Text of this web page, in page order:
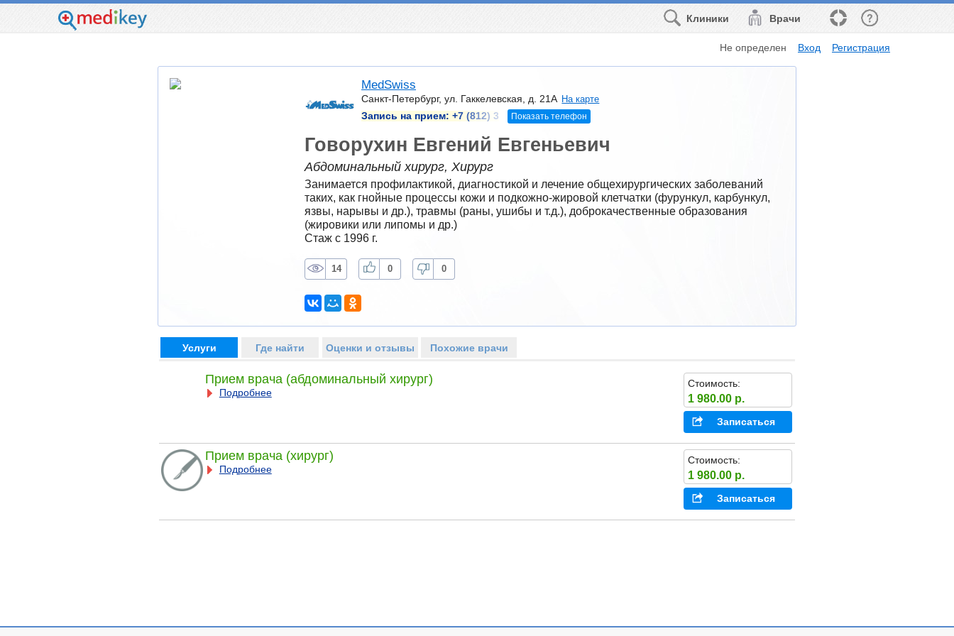
Врачи
Клиники
Не определен Вход Регистрация
MedSwiss
Санкт-Петербург, ул. Гаккелевская, д. 21А На карте
Запись на прием: +7 (812) 3 Показать телефон
Говорухин Евгений Евгеньевич
Абдоминальный хирург, Хирург
Занимается профилактикой, диагностикой и лечение общехирургических заболеваний
таких, как гнойные процессы кожи и подкожно-жировой клетчатки (фурункул, карбункул,
язвы, нарывы и др.), травмы (раны, ушибы и т.д.), доброкачественные образования
(жировики или липомы и др.)
Стаж с 1996 г.
14 0 0
Услуги Где найти Оценки и отзывы Похожие врачи
Прием врача (абдоминальный хирург)
Подробнее
Стоимость:
1 980.00 р.
Записаться
Прием врача (хирург)
Подробнее
Стоимость:
1 980.00 р.
Записаться